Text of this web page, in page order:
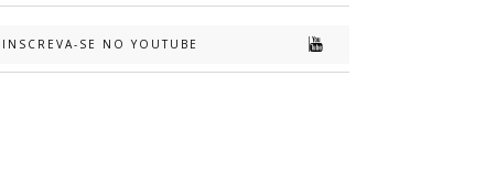
INSCREVA-SE NO YOUTUBE